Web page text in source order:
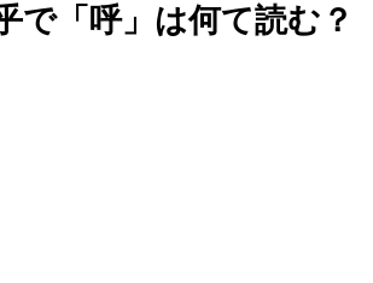
で「呼」は何て読む？